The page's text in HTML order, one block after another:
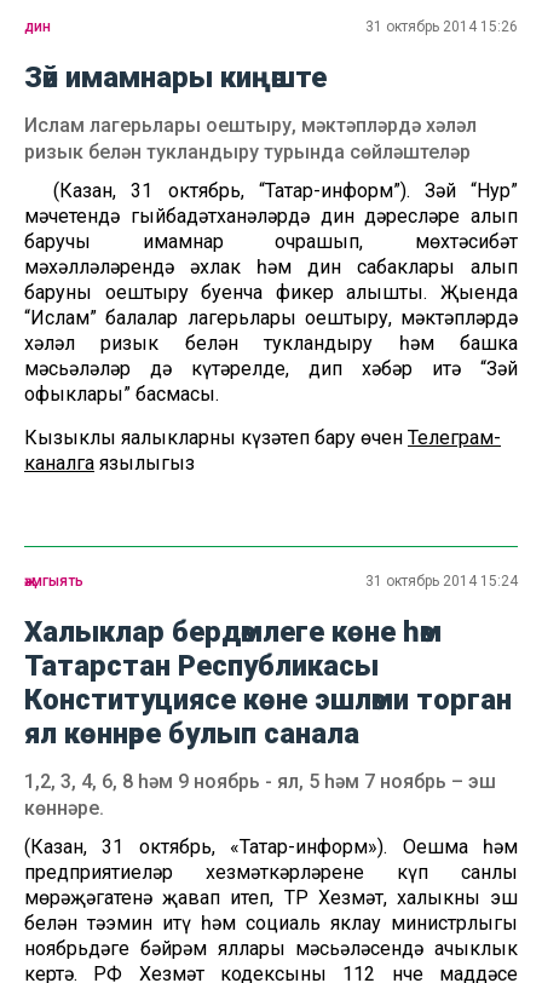
дин 31 октябрь 2014 15:26
Зәй имамнары киңәште
Ислам лагерьлары оештыру, мәктәпләрдә хәләл
ризык белән тукландыру турында сөйләштеләр
(Казан, 31 октябрь, “Татар-информ”). Зәй “Нур”
мәчетендә гыйбадәтханәләрдә дин дәресләре алып
баручы имамнар очрашып, мөхтәсибәт
мәхәлләләрендә әхлак һәм дин сабаклары алып
баруны оештыру буенча фикер алышты. Җыенда
“Ислам” балалар лагерьлары оештыру, мәктәпләрдә
хәләл ризык белән тукландыру һәм башка
мәсьәләләр дә күтәрелде, дип хәбәр итә “Зәй
офыклары” басмасы.
Кызыклы яңалыкларны күзәтеп бару өчен Телеграм-
каналга язылыгыз
җәмгыять 31 октябрь 2014 15:24
Халыклар бердәмлеге көне һәм
Татарстан Республикасы
Конституциясе көне эшләми торган
ял көннәре булып санала
1,2, 3, 4, 6, 8 һәм 9 ноябрь - ял, 5 һәм 7 ноябрь – эш
көннәре.
(Казан, 31 октябрь, «Татар-информ»). Оешма һәм
предприятиеләр хезмәткәрләренең күп санлы
мөрәҗәгатенә җавап итеп, ТР Хезмәт, халыкны эш
белән тәэмин итү һәм социаль яклау министрлыгы
ноябрьдәге бәйрәм яллары мәсьәләсендә ачыклык
кертә. РФ Хезмәт кодексының 112 нче маддәсе